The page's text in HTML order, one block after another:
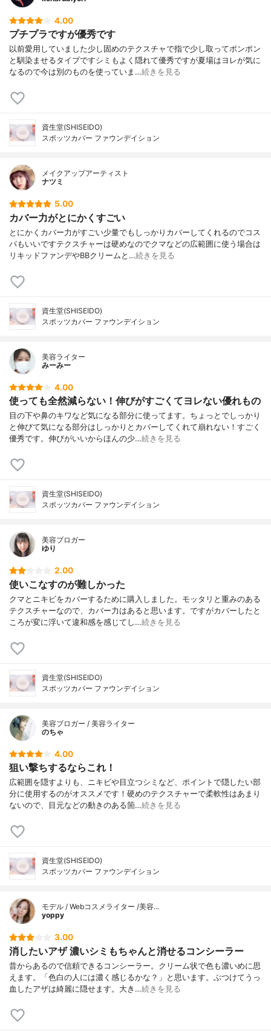
4.00
プチプラですが優秀です
以前愛用していました少し固めのテクスチャで指で少し取ってポンポン
と馴染ませるタイプですシミもよく隠れて優秀ですが夏場はヨレが気に
なるので今は別のものを使っていま…続きを見る
資生堂(SHISEIDO)
スポッツカバー ファウンデイション
メイクアップアーティスト
ナツミ
5.00
カバー力がとにかくすごい
とにかくカバー力がすごい少量でもしっかりカバーしてくれるのでコス
パもいいですテクスチャーは硬めなのでクマなどの広範囲に使う場合は
リキッドファンデやBBクリームと…続きを見る
資生堂(SHISEIDO)
スポッツカバー ファウンデイション
美容ライター
みーみー
4.00
使っても全然減らない！伸びがすごくてヨレない優れもの
目の下や鼻のキワなど気になる部分に使ってます。ちょっとでしっかり
と伸びて気になる部分はしっかりとカバーしてくれて崩れない！すごく
優秀です。伸びがいいからほんの少…続きを見る
資生堂(SHISEIDO)
スポッツカバー ファウンデイション
美容ブロガー
ゆり
2.00
使いこなすのが難しかった
クマとニキビをカバーするために購入しました。モッタリと重みのある
テクスチャーなので、カバー力はあると思います。ですがカバーしたと
ころが変に浮いて違和感を感じてし…続きを見る
資生堂(SHISEIDO)
スポッツカバー ファウンデイション
美容ブロガー / 美容ライター
のちゃ
4.00
狙い撃ちするならこれ！
広範囲を隠すよりも、ニキビや目立つシミなど、ポイントで隠したい部
分に使用するのがオススメです！硬めのテクスチャーで柔軟性はあまり
ないので、目元などの動きのある箇…続きを見る
資生堂(SHISEIDO)
スポッツカバー ファウンデイション
モデル / Webコスメライター /美容…
yoppy
3.00
消したいアザ 濃いシミもちゃんと消せるコンシーラー
昔からあるので信頼できるコンシーラー。クリーム状で色も濃いめに思
えます。「色白の人には濃く感じるかな？」と思います。ぶつけてうっ
血したアザは綺麗に隠せます。大き…続きを見る